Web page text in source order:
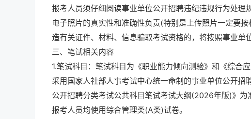
报考人员须仔细阅读事业单位公开招聘违纪违规行为处
电子照片的真实性和准确性负责(特别是上传照片一定要
造有关证件、材料、信息骗取考试资格的，将按照事业单
三、笔试相关内容
1.笔试科目：笔试科目为《职业能力倾向测验》和《综合
采用国家人社部人事考试中心统一命制的事业单位公开
公开招聘分类考试公共科目笔试考试大纲(2026年版)》
报考人员均使用综合管理类(A类)试卷。